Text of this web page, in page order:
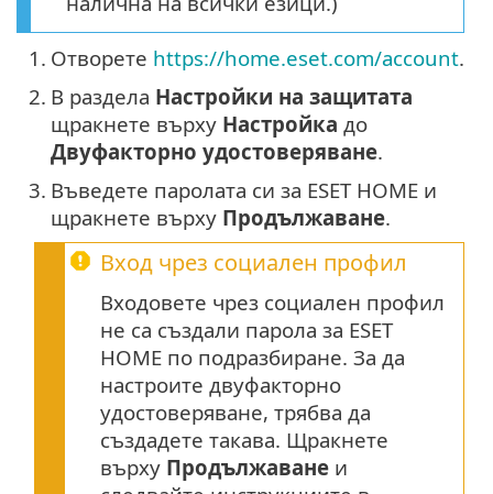
1. Отворете https://home.eset.com/account.
2. В раздела Настройки на защитата
щракнете върху Настройка до
Двуфакторно удостоверяване.
3. Въведете паролата си за ESET HOME и
щракнете върху Продължаване.
Вход чрез социален профил
Входовете чрез социален профил
не са създали парола за ESET
HOME по подразбиране. За да
настроите двуфакторно
удостоверяване, трябва да
създадете такава. Щракнете
върху Продължаване и